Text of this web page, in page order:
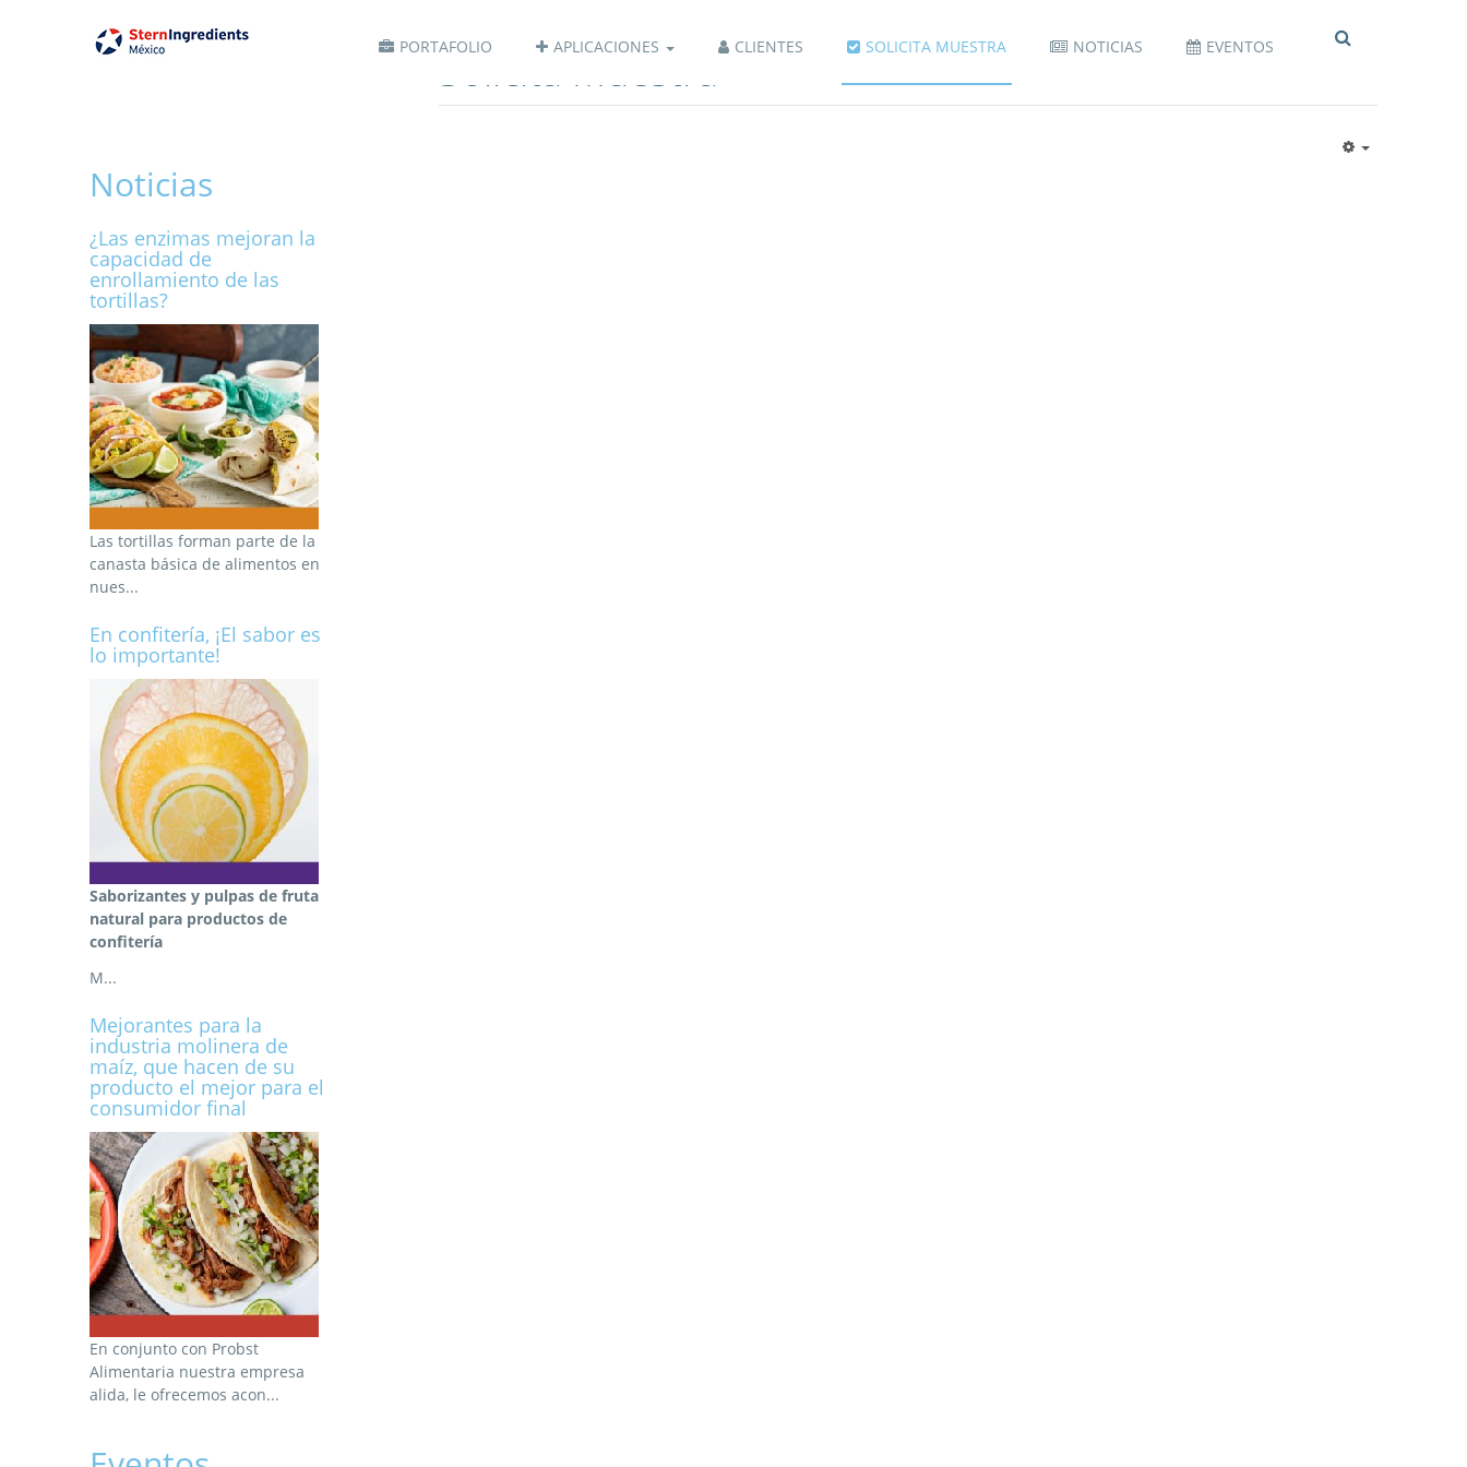
PORTAFOLIO APLICACIONES CLIENTES SOLICITA MUESTRA NOTICIAS EVENTOS
Solicita Muestra
Noticias
¿Las enzimas mejoran la
capacidad de
enrollamiento de las
tortillas?
Las tortillas forman parte de la
canasta básica de alimentos en
nues...
En confitería, ¡El sabor es
lo importante!
Saborizantes y pulpas de fruta
natural para productos de
confitería
M...
Mejorantes para la
industria molinera de
maíz, que hacen de su
producto el mejor para el
consumidor final
En conjunto con Probst
Alimentaria nuestra empresa
alida, le ofrecemos acon...